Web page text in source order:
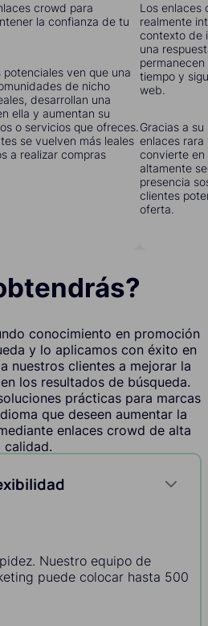
crowd para
la confianza de tu
ven que una
de nicho
desarrollan una
ella y aumentan su
o servicios que ofreces.
se vuelven más leales
a realizar compras
Los enlaces
realmente
contexto de
una
tiempo y
web.
Gracias a
enlaces rara
convierte en
altamente
presencia
clientes
oferta.
conocimiento en promoción
y lo aplicamos con éxito en
nuestros clientes a mejorar la
los resultados de búsqueda.
prácticas para marcas
que deseen aumentar la
enlaces crowd de alta
calidad.
Nuestro equipo de
puede colocar hasta 500